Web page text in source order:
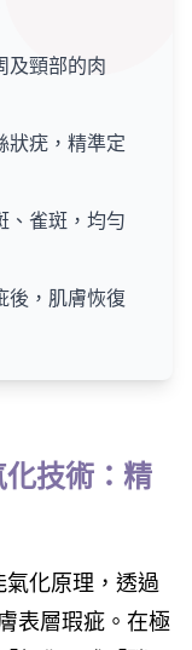
及頸部的肉
狀疣，精準定
、雀斑，均勻
後，肌膚恢復
技術：精
化原理，透過
表層瑕疵。在極